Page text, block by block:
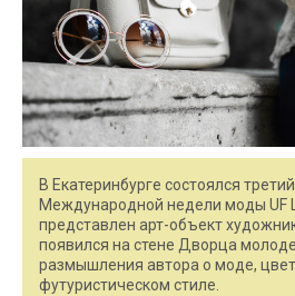
В Екатеринбурге состоялся
Международной недели моды UF
представлен арт-объект
появился на стене Дворца
размышления автора о моде,
футуристическом стиле.